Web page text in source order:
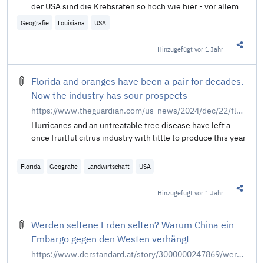
der USA sind die Krebsraten so hoch wie hier - vor allem
bei Schwarzen. Von Sarah Schmidt.
Geografie Louisiana USA
Hinzugefügtvor 1 Jahr
Florida and oranges have been a pair for decades.
Now the industry has sour prospects
https://www.theguardian.com/us-news/2024/dec/22/florida-orange-industry
Hurricanes and an untreatable tree disease have left a
once fruitful citrus industry with little to produce this year
Florida Geografie Landwirtschaft USA
Hinzugefügtvor 1 Jahr
Werden seltene Erden selten? Warum China ein
Embargo gegen den Westen verhängt
https://www.derstandard.at/story/3000000247869/werden-seltene-erden-selten-warum-china-ein-embargo-gegen-den-westen-verhaengt